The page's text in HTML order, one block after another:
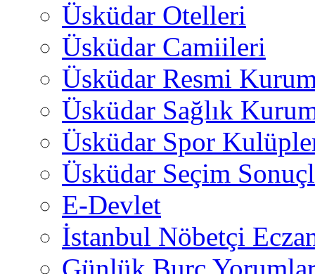
Üsküdar Otelleri
Üsküdar Camiileri
Üsküdar Resmi
Üsküdar Sağlık
Üsküdar Spor
Üsküdar Seçim
E-Devlet
İstanbul Nöbetçi